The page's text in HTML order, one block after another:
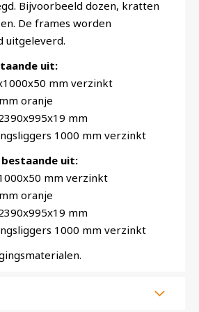
Bijvoorbeeld dozen, kratten
De frames worden
uitgeleverd.
uit:
mm verzinkt
oranje
mm
1000 mm verzinkt
uit:
mm verzinkt
oranje
mm
1000 mm verzinkt